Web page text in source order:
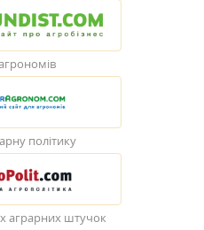
політику
аграрних штучок